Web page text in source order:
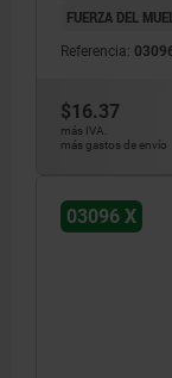
FUERZA DEL
Referencia:
$16.37
más IVA.
más gastos de envío
03096 X